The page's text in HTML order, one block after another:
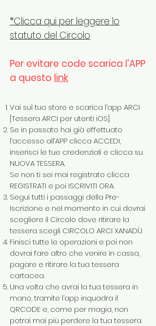
*Clicca qui per leggere lo
statuto del Circolo
Per evitare code scarica l'APP
a questo link
Vai sul tuo store e scarica l’app ARCI
[Tessera ARCI per utenti iOS].
Se in passato hai già effettuato
l’accesso all’APP clicca ACCEDI,
inserisci le tue credenziali e clicca su
NUOVA TESSERA.
Se non ti sei mai registrato clicca
REGISTRATI e poi ISCRIVITI ORA.
Segui tutti i passaggi della Pre-
Iscrizione e nel momento in cui dovrai
scegliere il Circolo dove ritirare la
tessera scegli CIRCOLO ARCI XANADÙ.
Finisci tutte le operazioni e poi non
dovrai fare altro che venire in cassa,
pagare e ritirare la tua tessera
cartacea.
Una volta che avrai la tua tessera in
mano, tramite l’app inquadra il
QRCODE e, come per magia, non
potrai mai più perdere la tua tessera.​